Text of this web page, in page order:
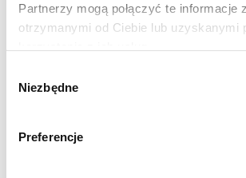
Partnerzy mogą połączyć te informacje
otrzymanymi od Ciebie lub uzyskanymi
zgody
Niezbędne
Preferencje